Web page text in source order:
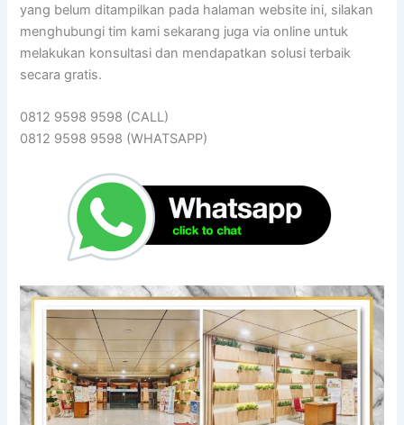
yang belum ditampilkan pada halaman website ini, silakan
menghubungi tim kami sekarang juga via online untuk
melakukan konsultasi dan mendapatkan solusi terbaik
secara gratis.
0812 9598 9598 (CALL)
0812 9598 9598 (WHATSAPP)